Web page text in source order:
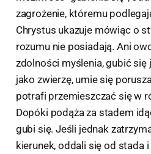
zagrożenie, któremu
Chrystus ukazuje mówiąc o
rozumu nie posiadają. Ani
zdolności myślenia, gubić się
jako zwierzę, umie się
potrafi przemieszczać się w
Dopóki podąża za stadem
gubi się. Jeśli jednak
kierunek, oddali się od stada